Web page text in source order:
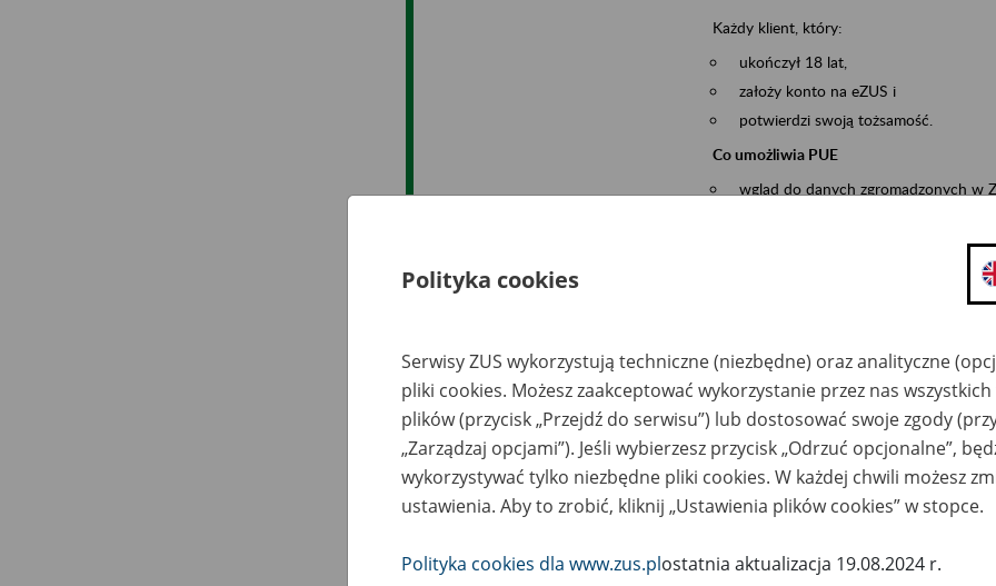
Każdy klient, który:
ukończył 18 lat,
założy konto na eZUS i
potwierdzi swoją tożsamość.
Co umożliwia PUE
wgląd do danych zgromadzonych w
składanie wniosków i otrzymywanie
zadawanie pytań i otrzymywanie
umawianie się na wizyty w jednostce
możesz sprawdzić swoje dane
masz dostęp do informacji o stanie
masz dostęp do informacji o
Jeśli jesteś płatnikiem składek (np.
możesz skorzystać z aplikacji
ubezpieczeń, wypełnisz i
możesz złożyć wniosek o wydanie
Polityka cookies
Serwisy ZUS wykorzystują techniczne (niezbędne) oraz analityczne
pliki cookies. Możesz zaakceptować wykorzystanie przez nas
plików (przycisk „Przejdź do serwisu”) lub dostosować swoje zgody
„Zarządzaj opcjami”). Jeśli wybierzesz przycisk „Odrzuć opcjonalne”,
wykorzystywać tylko niezbędne pliki cookies. W każdej chwili możesz
ustawienia. Aby to zrobić, kliknij „Ustawienia plików cookies” w stopce.
Polityka cookies dla www.zus.plostatnia aktualizacja 19.08.2024 r.